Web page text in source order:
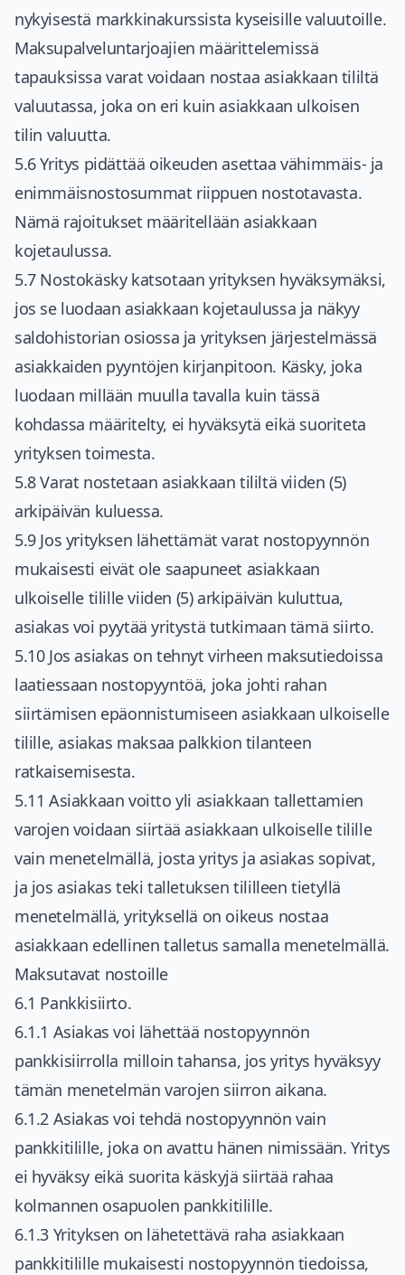
nykyisestä markkinakurssista kyseisille valuutoille.
Maksupalveluntarjoajien määrittelemissä
tapauksissa varat voidaan nostaa asiakkaan tililtä
valuutassa, joka on eri kuin asiakkaan ulkoisen
tilin valuutta.
5.6 Yritys pidättää oikeuden asettaa vähimmäis- ja
enimmäisnostosummat riippuen nostotavasta.
Nämä rajoitukset määritellään asiakkaan
kojetaulussa.
5.7 Nostokäsky katsotaan yrityksen hyväksymäksi,
jos se luodaan asiakkaan kojetaulussa ja näkyy
saldohistorian osiossa ja yrityksen järjestelmässä
asiakkaiden pyyntöjen kirjanpitoon. Käsky, joka
luodaan millään muulla tavalla kuin tässä
kohdassa määritelty, ei hyväksytä eikä suoriteta
yrityksen toimesta.
5.8 Varat nostetaan asiakkaan tililtä viiden (5)
arkipäivän kuluessa.
5.9 Jos yrityksen lähettämät varat nostopyynnön
mukaisesti eivät ole saapuneet asiakkaan
ulkoiselle tilille viiden (5) arkipäivän kuluttua,
asiakas voi pyytää yritystä tutkimaan tämä siirto.
5.10 Jos asiakas on tehnyt virheen maksutiedoissa
laatiessaan nostopyyntöä, joka johti rahan
siirtämisen epäonnistumiseen asiakkaan ulkoiselle
tilille, asiakas maksaa palkkion tilanteen
ratkaisemisesta.
5.11 Asiakkaan voitto yli asiakkaan tallettamien
varojen voidaan siirtää asiakkaan ulkoiselle tilille
vain menetelmällä, josta yritys ja asiakas sopivat,
ja jos asiakas teki talletuksen tililleen tietyllä
menetelmällä, yrityksellä on oikeus nostaa
asiakkaan edellinen talletus samalla menetelmällä.
Maksutavat nostoille
6.1 Pankkisiirto.
6.1.1 Asiakas voi lähettää nostopyynnön
pankkisiirrolla milloin tahansa, jos yritys hyväksyy
tämän menetelmän varojen siirron aikana.
6.1.2 Asiakas voi tehdä nostopyynnön vain
pankkitilille, joka on avattu hänen nimissään. Yritys
ei hyväksy eikä suorita käskyjä siirtää rahaa
kolmannen osapuolen pankkitilille.
6.1.3 Yrityksen on lähetettävä raha asiakkaan
pankkitilille mukaisesti nostopyynnön tiedoissa,